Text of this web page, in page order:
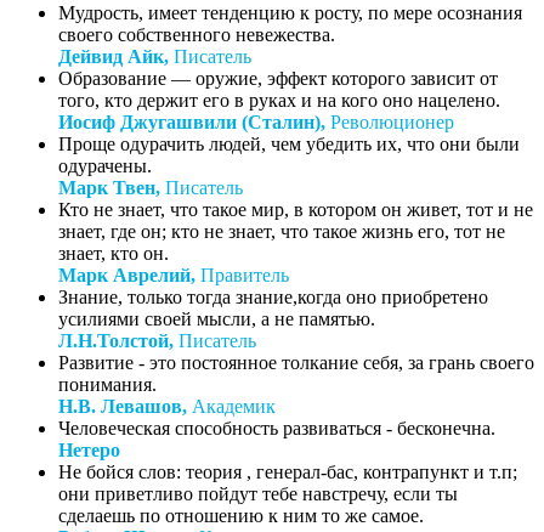
Мудрость, имеет тенденцию к росту, по мере осознания
своего собственного невежества.
Дейвид Айк, Писатель
Образование — оружие, эффект которого зависит от
того, кто держит его в руках и на кого оно нацелено.
Иосиф Джугашвили (Сталин), Революционер
Проще одурачить людей, чем убедить их, что они были
одурачены.
Марк Твен, Писатель
Кто не знает, что такое мир, в котором он живет, тот и не
знает, где он; кто не знает, что такое жизнь его, тот не
знает, кто он.
Марк Аврелий, Правитель
Знание, только тогда знание,когда оно приобретено
усилиями своей мысли, а не памятью.
Л.Н.Толстой, Писатель
Развитие - это постоянное толкание себя, за грань своего
понимания.
Н.В. Левашов, Академик
Человеческая способность развиваться - бесконечна.
Нетеро
Не бойся слов: теория , генерал-бас, контрапункт и т.п;
они приветливо пойдут тебе навстречу, если ты
сделаешь по отношению к ним то же самое.